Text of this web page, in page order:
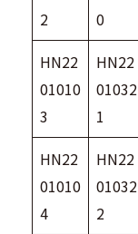
2
0
HN22
01010
3
HN22
01032
1
HN22
01010
4
HN22
01032
2